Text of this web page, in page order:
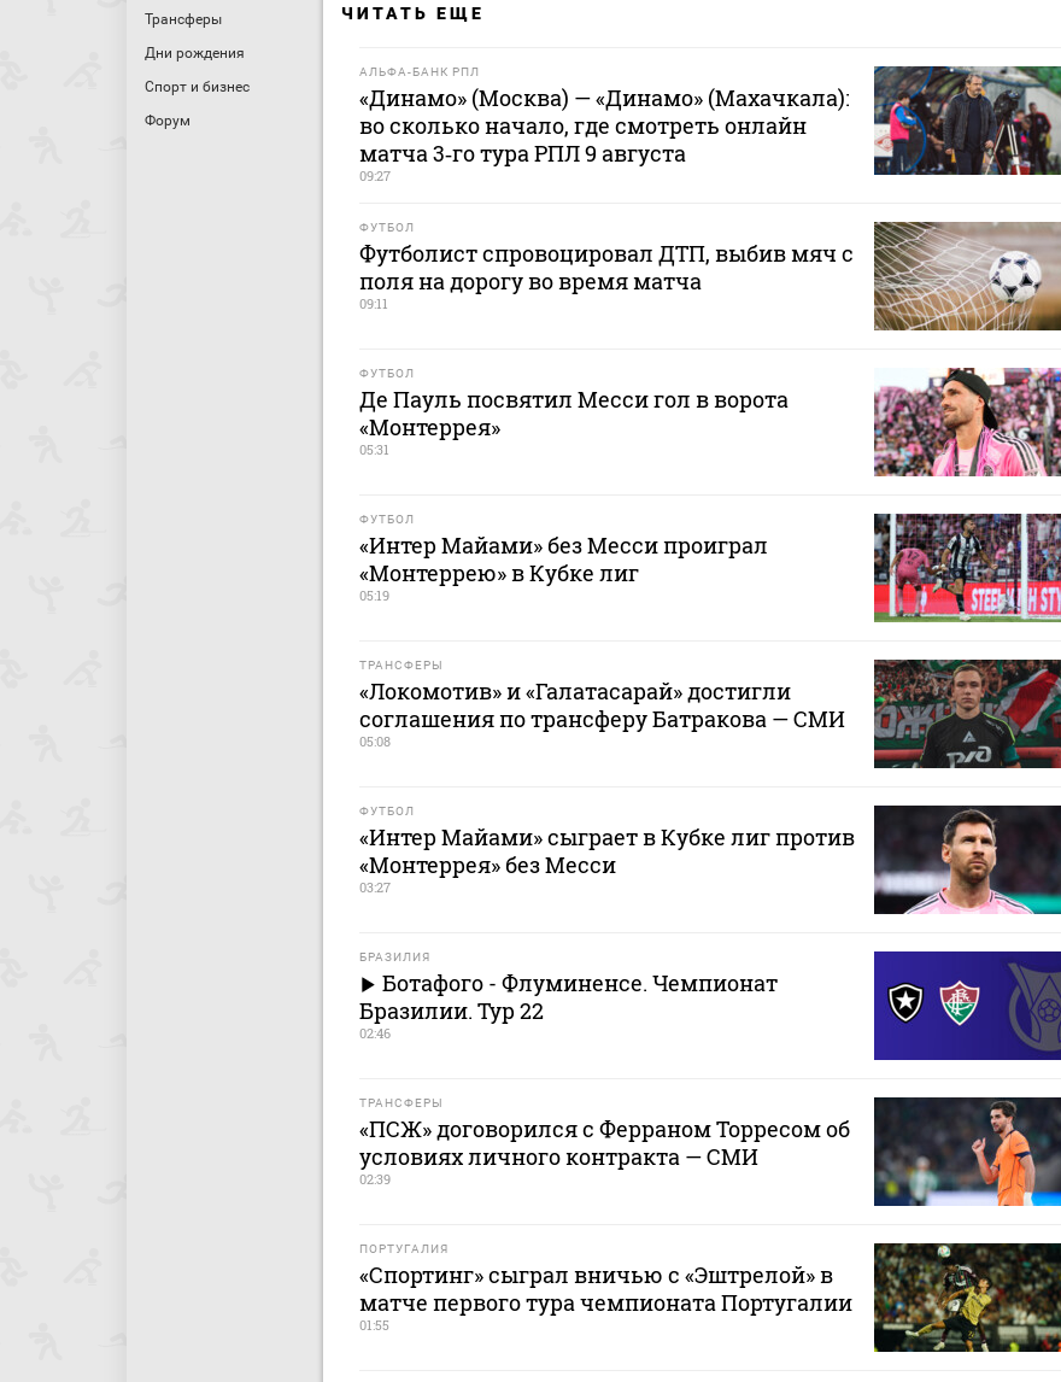
Трансферы
Дни рождения
Спорт и бизнес
Форум
ЧИТАТЬ ЕЩЕ
АЛЬФА-БАНК РПЛ
«Динамо» (Москва) — «Динамо» (Махачкала):
во сколько начало, где смотреть онлайн
матча 3‑го тура РПЛ 9 августа
09:27
ФУТБОЛ
Футболист спровоцировал ДТП, выбив мяч с
поля на дорогу во время матча
09:11
ФУТБОЛ
Де Пауль посвятил Месси гол в ворота
«Монтеррея»
05:31
ФУТБОЛ
«Интер Майами» без Месси проиграл
«Монтеррею» в Кубке лиг
05:19
ТРАНСФЕРЫ
«Локомотив» и «Галатасарай» достигли
соглашения по трансферу Батракова — СМИ
05:08
ФУТБОЛ
«Интер Майами» сыграет в Кубке лиг против
«Монтеррея» без Месси
03:27
БРАЗИЛИЯ
Ботафого - Флуминенсе. Чемпионат
Бразилии. Тур 22
02:46
ТРАНСФЕРЫ
«ПСЖ» договорился с Ферраном Торресом об
условиях личного контракта — СМИ
02:39
ПОРТУГАЛИЯ
«Спортинг» сыграл вничью с «Эштрелой» в
матче первого тура чемпионата Португалии
01:55